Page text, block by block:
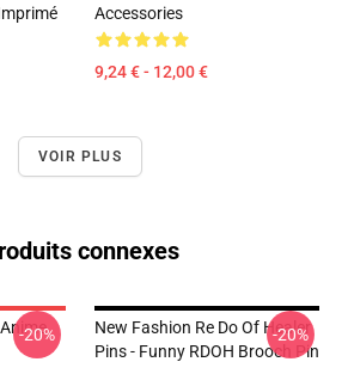
Accessories
9,24 € - 12,00 €
VOIR PLUS
connexes
-20%
New Fashion Re Do Of Healer
Pins - Funny RDOH Brooch Pin
-20%